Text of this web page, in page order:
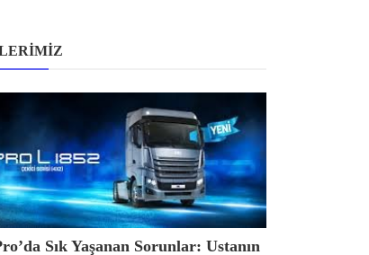
Sık Yaşanan Sorunlar: Ustanın